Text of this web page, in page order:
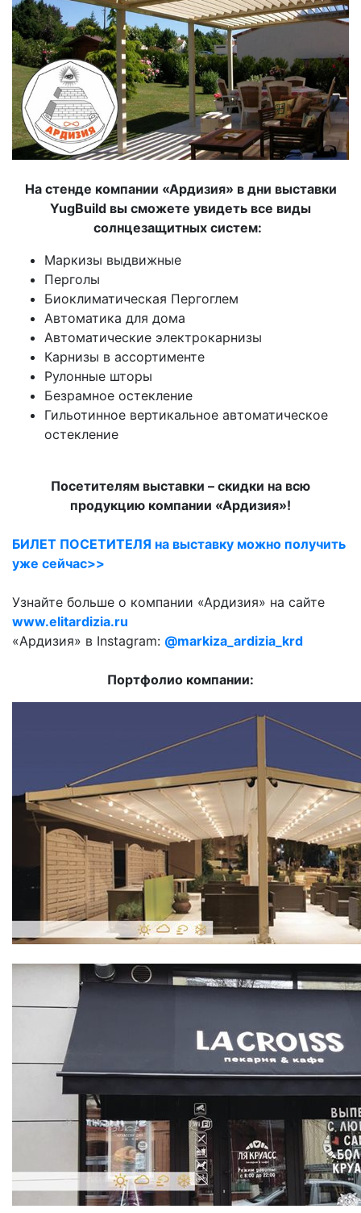
На стенде компании «Ардизия» в дни выставки
YugBuild вы сможете увидеть все виды
солнцезащитных систем:
Маркизы выдвижные
Перголы
Биоклиматическая Пергоглем
Автоматика для дома
Автоматические электрокарнизы
Карнизы в ассортименте
Рулонные шторы
Безрамное остекление
Гильотинное вертикальное автоматическое
остекление
Посетителям выставки – скидки на всю
продукцию компании «Ардизия»!
БИЛЕТ ПОСЕТИТЕЛЯ на выставку можно получить
уже сейчас>>
Узнайте больше о компании «Ардизия» на сайте
www.elitardizia.ru
«Ардизия» в Instagram: @markiza_ardizia_krd
Портфолио компании: